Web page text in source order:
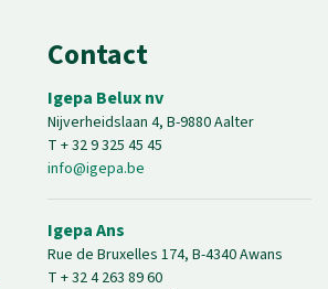
Contact
Igepa Belux nv
Nijverheidslaan 4, B-9880 Aalter
T + 32 9 325 45 45
info@igepa.be
Igepa Ans
Rue de Bruxelles 174, B-4340 Awans
T + 32 4 263 89 60